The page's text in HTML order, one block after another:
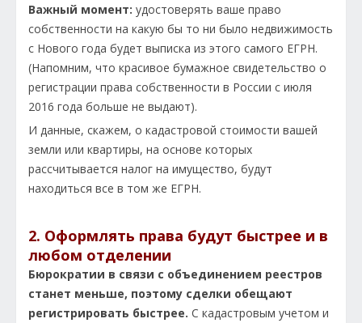
Важный момент: удостоверять ваше право
собственности на какую бы то ни было недвижимость
с Нового года будет выписка из этого самого ЕГРН.
(Напомним, что красивое бумажное свидетельство о
регистрации права собственности в России с июля
2016 года больше не выдают).
И данные, скажем, о кадастровой стоимости вашей
земли или квартиры, на основе которых
рассчитывается налог на имущество, будут
находиться все в том же ЕГРН.
2. Оформлять права будут быстрее и в
любом отделении
Бюрократии в связи с объединением реестров
станет меньше, поэтому сделки обещают
регистрировать быстрее. С кадастровым учетом и